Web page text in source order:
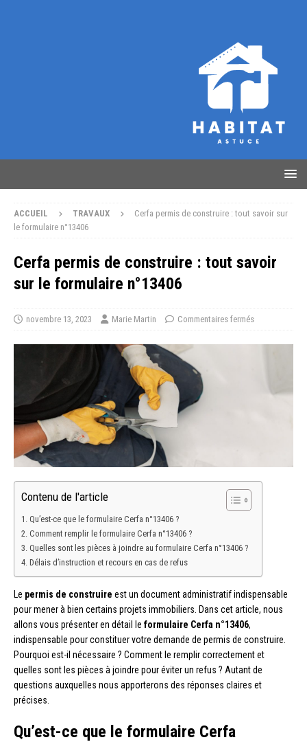
ACCUEIL TRAVAUX
Cerfa permis de construire : tout savoir sur
le formulaire n°13406
Cerfa permis de construire : tout savoir
sur le formulaire n°13406
novembre 13, 2023 Marie Martin Commentaires fermés
Contenu de l'article
Qu’est-ce que le formulaire Cerfa n°13406 ?
Comment remplir le formulaire Cerfa n°13406 ?
Quelles sont les pièces à joindre au formulaire Cerfa n°13406 ?
Délais d’instruction et recours en cas de refus
Le permis de construire est un document administratif indispensable
pour mener à bien certains projets immobiliers. Dans cet article, nous
allons vous présenter en détail le formulaire Cerfa n°13406,
indispensable pour constituer votre demande de permis de construire.
Pourquoi est-il nécessaire ? Comment le remplir correctement et
quelles sont les pièces à joindre pour éviter un refus ? Autant de
questions auxquelles nous apporterons des réponses claires et
précises.
Qu’est-ce que le formulaire Cerfa